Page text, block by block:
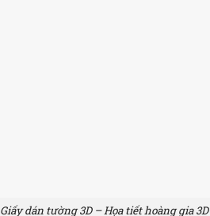
Giấy dán tường 3D – Họa tiết hoàng gia